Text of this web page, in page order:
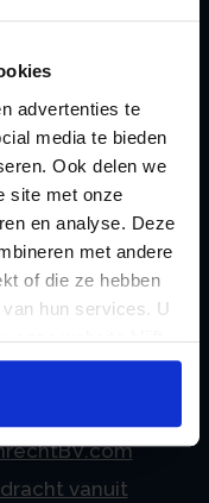
advertenties te
media te bieden
Ook delen we
site met onze
en analyse. Deze
met andere
of die ze hebben
hun services. U
onze website blijft
BV
Stamrecht
lening
vanuit